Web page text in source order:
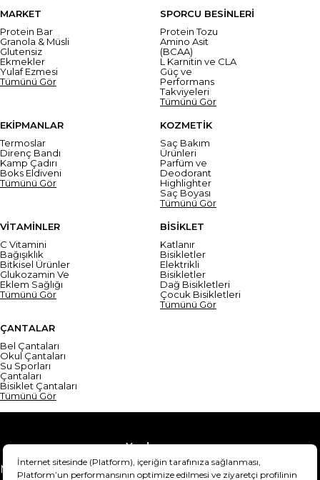
MARKET
Protein Bar
Granola & Müsli
Glutensiz
Ekmekler
Yulaf Ezmesi
Tümünü Gör
SPORCU BESİNLERİ
Protein Tozu
Amino Asit
(BCAA)
L Karnitin ve CLA
Güç ve
Performans
Takviyeleri
Tümünü Gör
EKİPMANLAR
Termoslar
Direnç Bandı
Kamp Çadırı
Boks Eldiveni
Tümünü Gör
KOZMETİK
Saç Bakım
Ürünleri
Parfüm ve
Deodorant
Highlighter
Saç Boyası
Tümünü Gör
VİTAMİNLER
C Vitamini
Bağışıklık
Bitkisel Ürünler
Glukozamin Ve
Eklem Sağlığı
Tümünü Gör
BİSİKLET
Katlanır
Bisikletler
Elektrikli
Bisikletler
Dağ Bisikletleri
Çocuk Bisikletleri
Tümünü Gör
ÇANTALAR
Bel Çantaları
Okul Çantaları
Su Sporları
Çantaları
Bisiklet Çantaları
Tümünü Gör
Yardım
Mesafeli Satış Sözleşmesi
Teslimat Bilgisi